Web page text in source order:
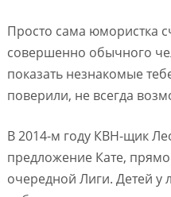
Просто сама юмористка
совершенно обычного
показать незнакомые
поверили, не всегда
В 2014-м году КВН-щик
предложение Кате,
очередной Лиги. Детей у